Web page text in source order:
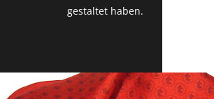
gestaltet haben.